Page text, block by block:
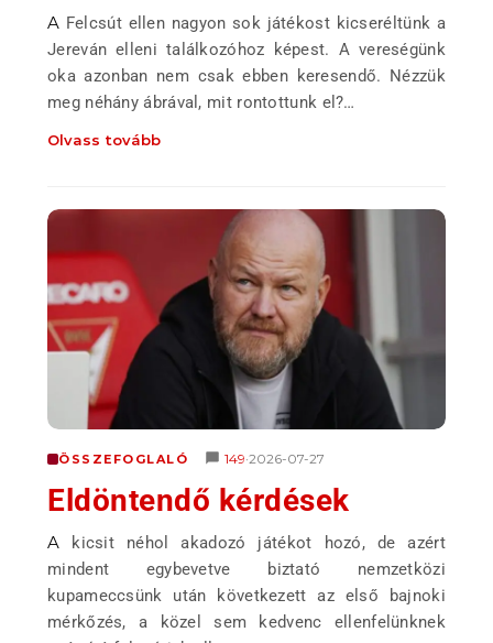
A Felcsút ellen nagyon sok játékost kicseréltünk a
Jereván elleni találkozóhoz képest. A vereségünk
oka azonban nem csak ebben keresendő. Nézzük
meg néhány ábrával, mit rontottunk el?…
Olvass tovább
ÖSSZEFOGLALÓ
Eldöntendő kérdések
149•2026-07-27
A kicsit néhol akadozó játékot hozó, de azért
mindent egybevetve biztató nemzetközi
kupameccsünk után következett az első bajnoki
mérkőzés, a közel sem kedvenc ellenfelünknek